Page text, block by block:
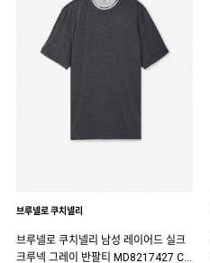
브루넬로 쿠치넬리
브루넬로 쿠치넬리 남성 레이어드 실크
크루넥 그레이 반팔티 MD8217427 C